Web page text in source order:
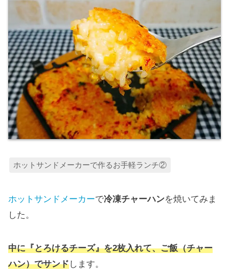
ホットサンドメーカーで作るお手軽ランチ②
ホットサンドメーカーで冷凍チャーハンを焼いてみま
した。
中に『とろけるチーズ』を2枚入れて、ご飯（チャー
ハン）でサンドします。